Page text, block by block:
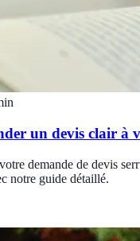
un devis clair à
demande de devis
notre guide détaillé.